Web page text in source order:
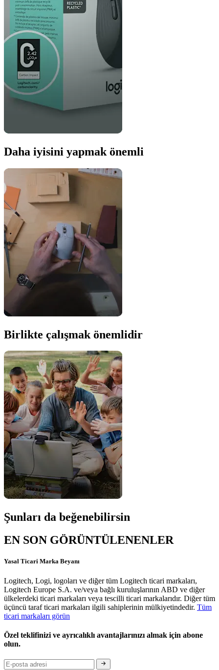
Daha iyisini yapmak önemli
Birlikte çalışmak önemlidir
Şunları da beğenebilirsin
EN SON GÖRÜNTÜLENENLER
Yasal Ticari Marka Beyanı
Logitech, Logi, logoları ve diğer tüm Logitech ticari markaları,
Logitech Europe S.A. ve/veya bağlı kuruluşlarının ABD ve diğer
ülkelerdeki ticari markaları veya tescilli ticari markalarıdır. Diğer tüm
üçüncü taraf ticari markaları ilgili sahiplerinin mülkiyetindedir. Tüm
ticari markaları görün
Özel teklifinizi ve ayrıcalıklı avantajlarınızı almak için abone
olun.